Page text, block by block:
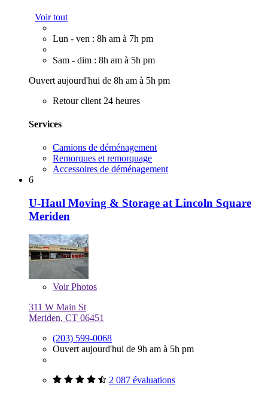
Voir tout
Lun - ven : 8h am à 7h pm
Sam - dim : 8h am à 5h pm
Ouvert aujourd'hui de 8h am à 5h pm
Retour client 24 heures
Services
Camions de déménagement
Remorques et remorquage
Accessoires de déménagement
6
U-Haul Moving & Storage at Lincoln Square
Meriden
VoirPhotos
311 W Main St
Meriden, CT 06451
(203) 599-0068
Ouvert aujourd'hui de 9h am à 5h pm
2 087 évaluations